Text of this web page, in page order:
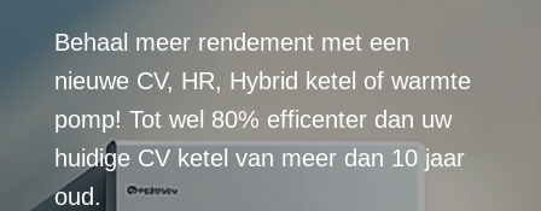
Behaal meer rendement met een
nieuwe CV, HR, Hybrid ketel of warmte
pomp! Tot wel 80% efficenter dan uw
huidige CV ketel van meer dan 10 jaar
oud.